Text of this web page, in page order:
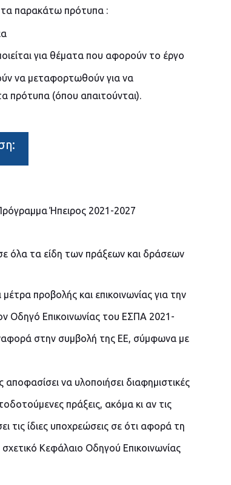
τα παρακάτω πρότυπα :
για θέματα που αφορούν το έργο
να μεταφορτωθούν για να
πρότυπα (όπου απαιτούνται).
Ήπειρος 2021-2027
σε όλα τα είδη των πράξεων και δράσεων
προβολής και επικοινωνίας για την
Οδηγό Επικοινωνίας του ΕΣΠΑ 2021-
στην συμβολή της ΕΕ, σύμφωνα με
να υλοποιήσει διαφημιστικές
πράξεις, ακόμα κι αν τις
τις ίδιες υποχρεώσεις σε ότι αφορά τη
Κεφάλαιο Οδηγού Επικοινωνίας